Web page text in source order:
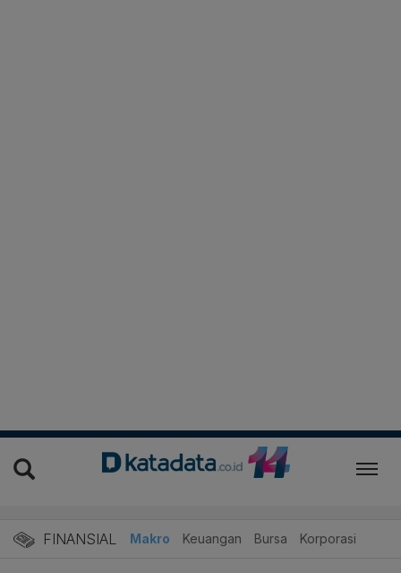
FINANSIAL Makro Keuangan Bursa Korporasi